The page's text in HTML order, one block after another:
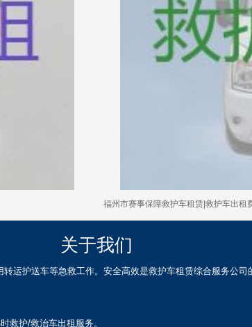
福州市赛事保障救护车租赁|救护车出租
关于我们
运护送车等急救工作。安全高效是救护车租赁综合服务公
救护/救治车出租服务。